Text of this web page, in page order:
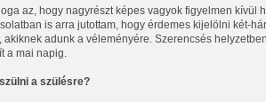
az, hogy nagyrészt képes vagyok figyelmen kívül
is arra jutottam, hogy érdemes kijelölni két-
akiknek adunk a véleményére. Szerencsés
a mai napig.
a szülésre?